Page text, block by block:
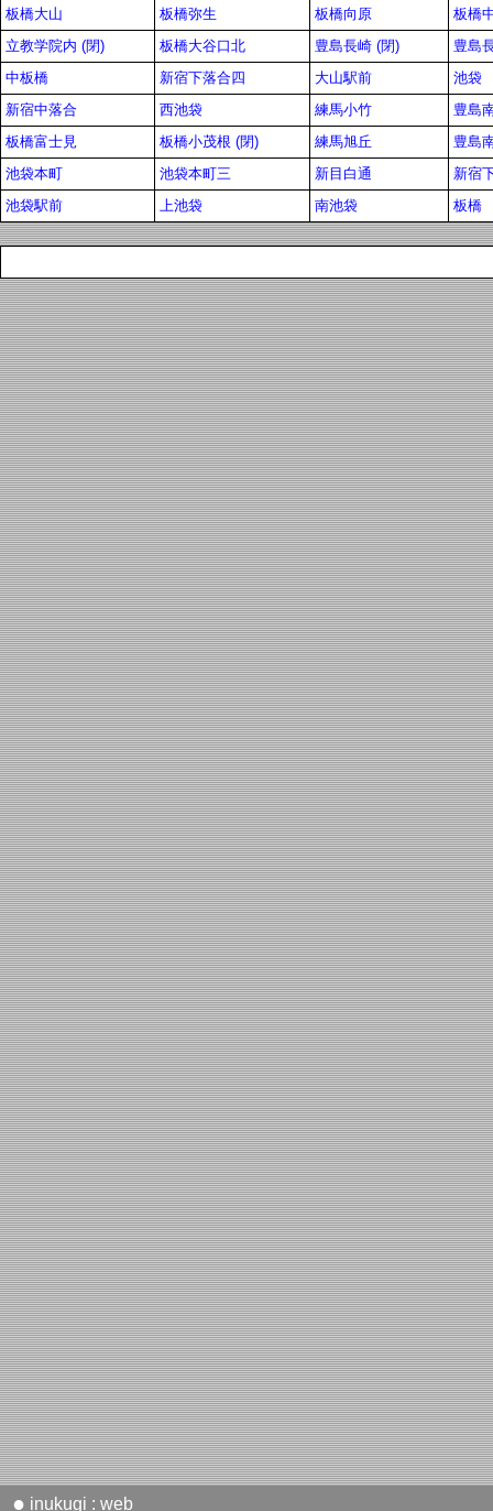
板橋大山
板橋弥生 板橋向原
板橋
立教学院内 (閉)
板橋大谷口北 豊島長崎 (閉)
豊島
中板橋
新宿下落合四 大山駅前
池袋
新宿中落合
西池袋 練馬小竹
豊島
板橋富士見
板橋小茂根 (閉) 練馬旭丘
豊島
池袋本町
池袋本町三 新目白通
新宿
池袋駅前
上池袋 南池袋 板橋
● inukugi : web